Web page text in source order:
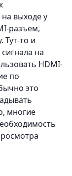
выходе у
разъем,
Тут-то и
на
HDMI-
по
это
многие